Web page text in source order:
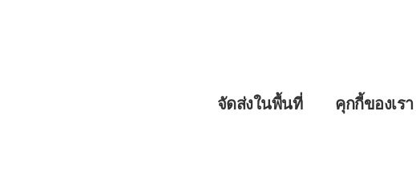
จัดส่งในพื้นที่ คุกกี้ของเรา